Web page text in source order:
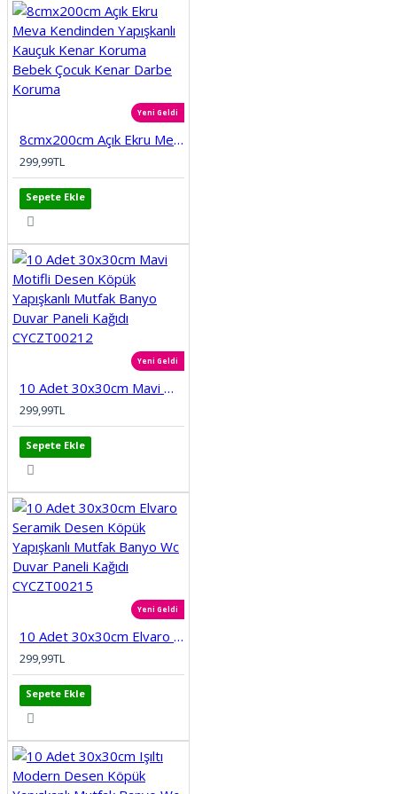
Yeni Geldi
8cmx200cm Açık Ekru Meva Kendinden Yapışkanlı Kauçuk Kenar Koruma Bebek Çocuk Kenar Darbe Koruma
299,99TL
Sepete Ekle
Yeni Geldi
10 Adet 30x30cm Mavi Motifli Desen Köpük Yapışkanlı Mutfak Banyo Duvar Paneli Kağıdı CYCZT00212
299,99TL
Sepete Ekle
Yeni Geldi
10 Adet 30x30cm Elvaro Seramik Desen Köpük Yapışkanlı Mutfak Banyo Wc Duvar Paneli Kağıdı CYCZT00215
299,99TL
Sepete Ekle